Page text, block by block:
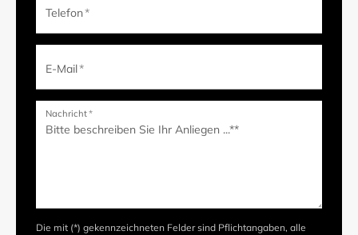
Telefon*
E-Mail*
Nachricht*
Die mit (*) gekennzeichneten Felder sind Pflichtangaben, alle